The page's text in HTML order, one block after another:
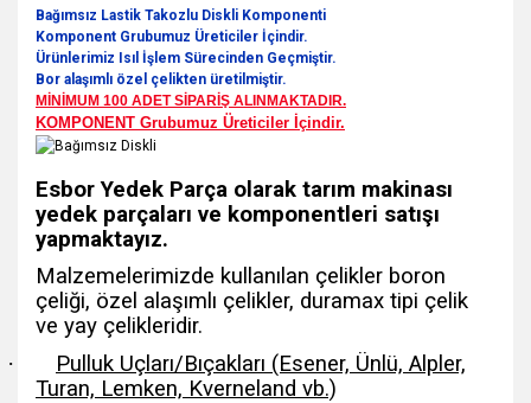
Bağımsız Lastik Takozlu Diskli Komponenti
Komponent Grubumuz Üreticiler İçindir.
Ürünlerimiz Isıl İşlem Sürecinden Geçmiştir.
Bor alaşımlı özel çelikten üretilmiştir.
MİNİMUM 100 ADET SİPARİŞ ALINMAKTADIR.
KOMPONENT Grubumuz Üreticiler İçindir.
Esbor Yedek Parça olarak tarım makinası
yedek parçaları ve komponentleri satışı
yapmaktayız.
Malzemelerimizde kullanılan çelikler boron
çeliği, özel alaşımlı çelikler, duramax tipi çelik
ve yay çelikleridir.
·
Pulluk Uçları/Bıçakları (Esener, Ünlü, Alpler,
Turan, Lemken, Kverneland vb.)